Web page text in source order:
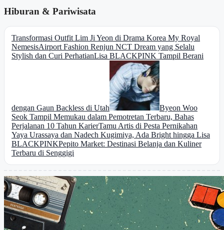
Hiburan & Pariwisata
Transformasi Outfit Lim Ji Yeon di Drama Korea My Royal
NemesisAirport Fashion Renjun NCT Dream yang Selalu
Stylish dan Curi PerhatianLisa BLACKPINK Tampil Berani
dengan Gaun Backless di Utah
Byeon Woo
Seok Tampil Memukau dalam Pemotretan Terbaru, Bahas
Perjalanan 10 Tahun KarierTamu Artis di Pesta Pernikahan
Yaya Urassaya dan Nadech Kugimiya, Ada Bright hingga Lisa
BLACKPINKPepito Market: Destinasi Belanja dan Kuliner
Terbaru di Senggigi